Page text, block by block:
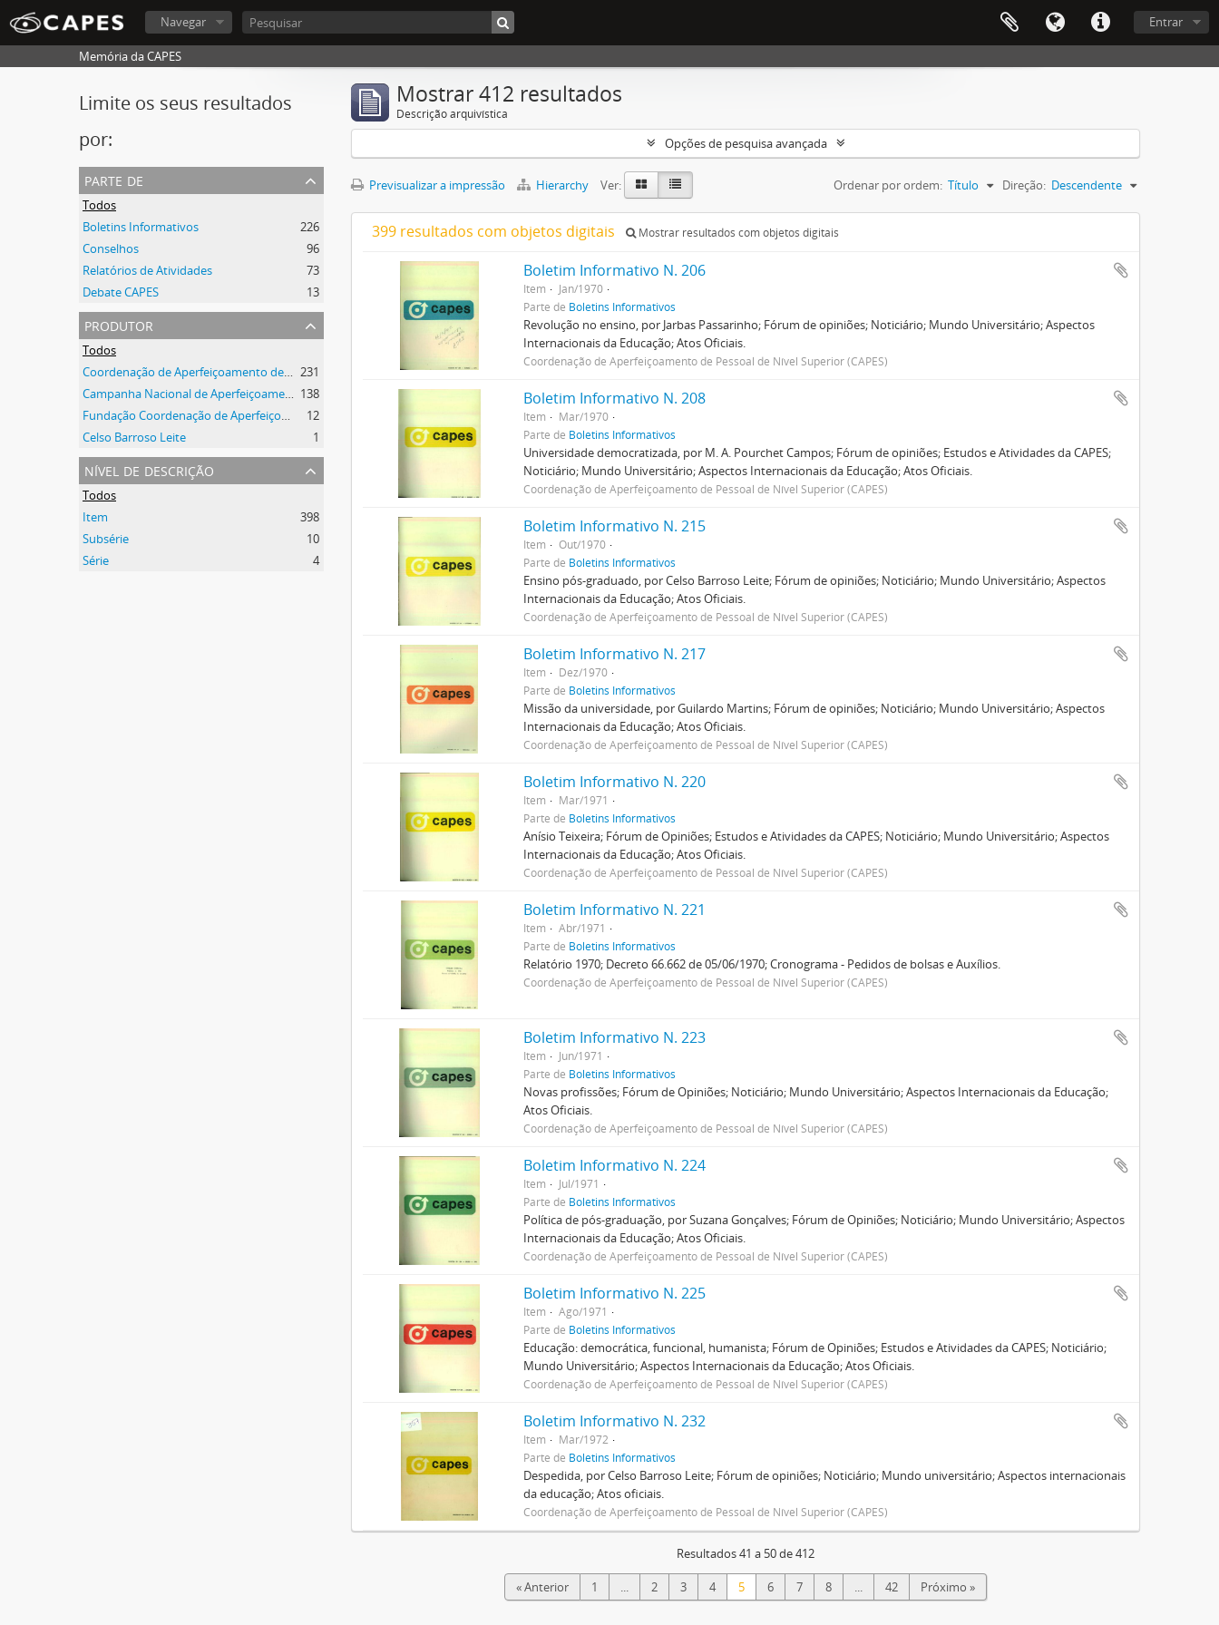
Entrar
Navegar
Memória da CAPES
Limite os seus resultados
por:
parte de
Todos
Boletins Informativos
226
Conselhos
96
Relatórios de Atividades
73
Debate CAPES
13
produtor
Todos
Coordenação de Aperfeiçoamento de Pessoal de Nível Superior (CAPES) 231
Campanha Nacional de Aperfeiçoamento de Pessoal de Nível Superior (CAPES) 138
Fundação Coordenação de Aperfeiçoamento de Pessoal de Nível Superior (CAPES)
12
Celso Barroso Leite
1
nível de descrição
Todos
Item
398
Subsérie
10
Série
4
Mostrar 412 resultados
Descrição arquivística
Opções de pesquisa avançada
Previsualizar a impressão Hierarchy Ver: Ordenar por ordem: Título Direção: Descendente
399 resultados com objetos digitais Mostrar resultados com objetos digitais
Boletim Informativo N. 206
Item
Jan/1970
Parte de Boletins Informativos
Revolução no ensino, por Jarbas Passarinho; Fórum de opiniões; Noticiário; Mundo Universitário; Aspectos
Internacionais da Educação; Atos Oficiais.
Coordenação de Aperfeiçoamento de Pessoal de Nível Superior (CAPES)
Boletim Informativo N. 208
Item
Mar/1970
Parte de Boletins Informativos
Universidade democratizada, por M. A. Pourchet Campos; Fórum de opiniões; Estudos e Atividades da CAPES;
Noticiário; Mundo Universitário; Aspectos Internacionais da Educação; Atos Oficiais.
Coordenação de Aperfeiçoamento de Pessoal de Nível Superior (CAPES)
Boletim Informativo N. 215
Item
Out/1970
Parte de Boletins Informativos
Ensino pós-graduado, por Celso Barroso Leite; Fórum de opiniões; Noticiário; Mundo Universitário; Aspectos
Internacionais da Educação; Atos Oficiais.
Coordenação de Aperfeiçoamento de Pessoal de Nível Superior (CAPES)
Boletim Informativo N. 217
Item
Dez/1970
Parte de Boletins Informativos
Missão da universidade, por Guilardo Martins; Fórum de opiniões; Noticiário; Mundo Universitário; Aspectos
Internacionais da Educação; Atos Oficiais.
Coordenação de Aperfeiçoamento de Pessoal de Nível Superior (CAPES)
Boletim Informativo N. 220
Item
Mar/1971
Parte de Boletins Informativos
Anísio Teixeira; Fórum de Opiniões; Estudos e Atividades da CAPES; Noticiário; Mundo Universitário; Aspectos
Internacionais da Educação; Atos Oficiais.
Coordenação de Aperfeiçoamento de Pessoal de Nível Superior (CAPES)
Boletim Informativo N. 221
Item
Abr/1971
Parte de Boletins Informativos
Relatório 1970; Decreto 66.662 de 05/06/1970; Cronograma - Pedidos de bolsas e Auxílios.
Coordenação de Aperfeiçoamento de Pessoal de Nível Superior (CAPES)
Boletim Informativo N. 223
Item
Jun/1971
Parte de Boletins Informativos
Novas profissões; Fórum de Opiniões; Noticiário; Mundo Universitário; Aspectos Internacionais da Educação;
Atos Oficiais.
Coordenação de Aperfeiçoamento de Pessoal de Nível Superior (CAPES)
Boletim Informativo N. 224
Item
Jul/1971
Parte de Boletins Informativos
Política de pós-graduação, por Suzana Gonçalves; Fórum de Opiniões; Noticiário; Mundo Universitário; Aspectos
Internacionais da Educação; Atos Oficiais.
Coordenação de Aperfeiçoamento de Pessoal de Nível Superior (CAPES)
Boletim Informativo N. 225
Item
Ago/1971
Parte de Boletins Informativos
Educação: democrática, funcional, humanista; Fórum de Opiniões; Estudos e Atividades da CAPES; Noticiário;
Mundo Universitário; Aspectos Internacionais da Educação; Atos Oficiais.
Coordenação de Aperfeiçoamento de Pessoal de Nível Superior (CAPES)
Boletim Informativo N. 232
Item
Mar/1972
Parte de Boletins Informativos
Despedida, por Celso Barroso Leite; Fórum de opiniões; Noticiário; Mundo universitário; Aspectos internacionais
da educação; Atos oficiais.
Coordenação de Aperfeiçoamento de Pessoal de Nível Superior (CAPES)
Resultados 41 a 50 de 412
« Anterior 1 ... 2 3 4 5 6 7 8 ... 42 Próximo »